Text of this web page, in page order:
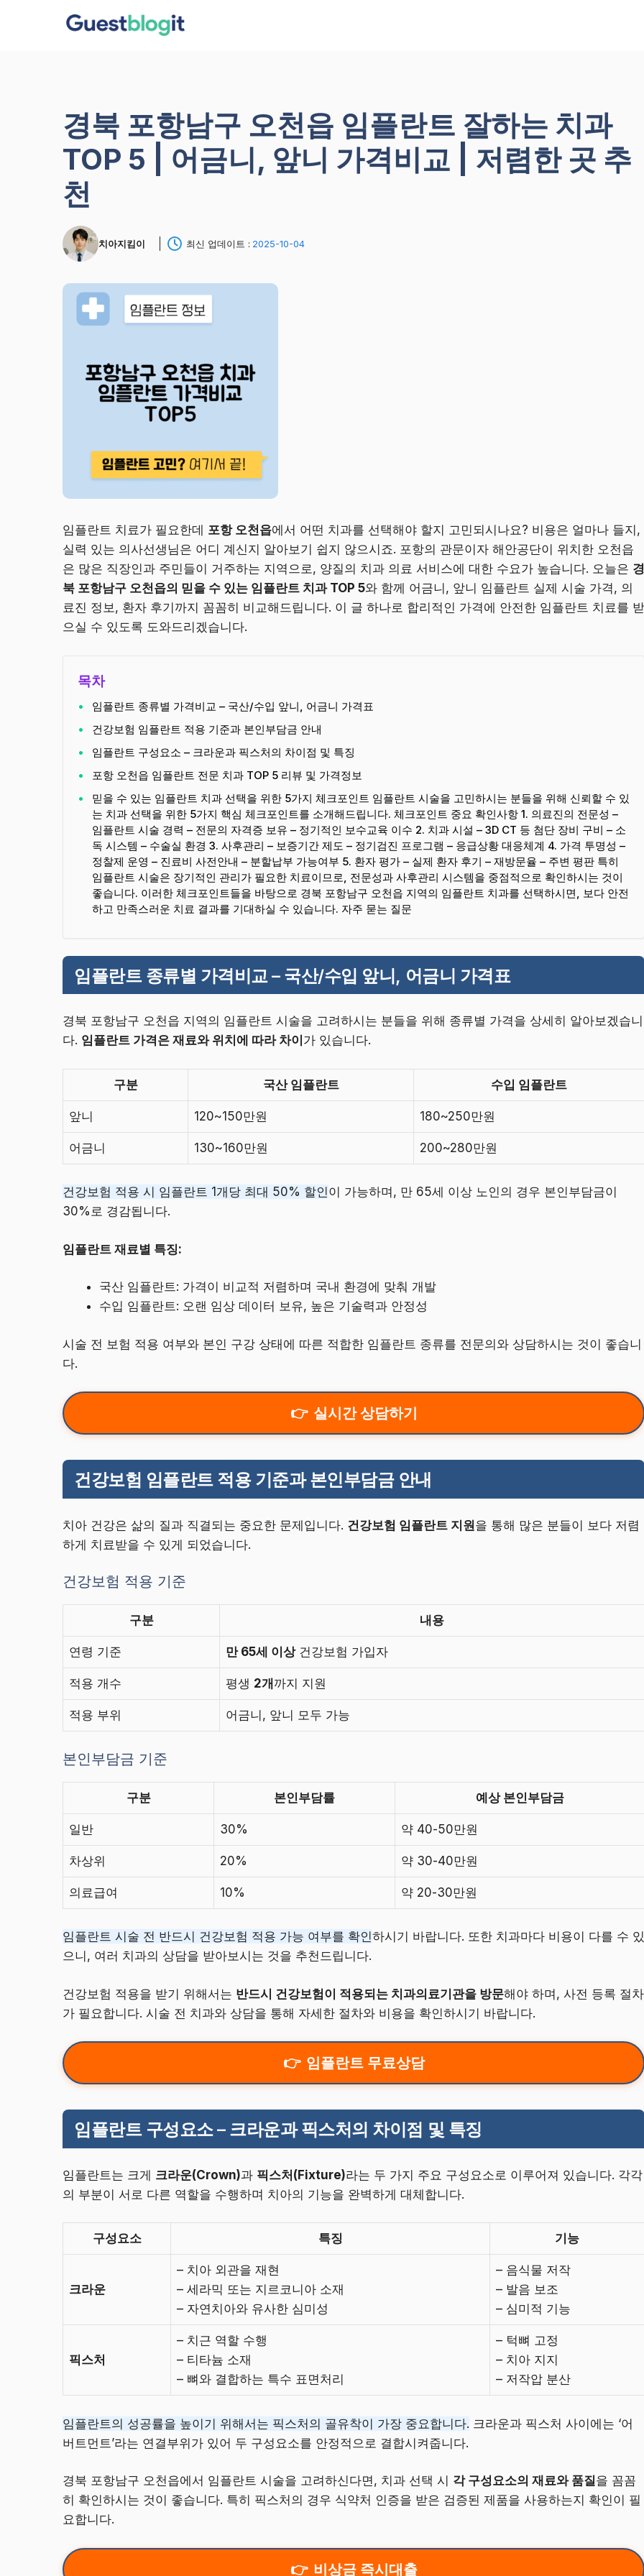
경북 포항남구 오천읍 임플란트 잘하는 치과
TOP 5 | 어금니, 앞니 가격비교 | 저렴한 곳 추
천
치아지킴이 최신 업데이트 : 2025-10-04
임플란트 치료가 필요한데 포항 오천읍에서 어떤 치과를 선택해야 할지 고민되시나요? 비용은 얼마나 들지,
실력 있는 의사선생님은 어디 계신지 알아보기 쉽지 않으시죠. 포항의 관문이자 해안공단이 위치한 오천읍
은 많은 직장인과 주민들이 거주하는 지역으로, 양질의 치과 의료 서비스에 대한 수요가 높습니다. 오늘은 경
북 포항남구 오천읍의 믿을 수 있는 임플란트 치과 TOP 5와 함께 어금니, 앞니 임플란트 실제 시술 가격, 의
료진 정보, 환자 후기까지 꼼꼼히 비교해드립니다. 이 글 하나로 합리적인 가격에 안전한 임플란트 치료를 받
으실 수 있도록 도와드리겠습니다.
목차
임플란트 종류별 가격비교 – 국산/수입 앞니, 어금니 가격표
건강보험 임플란트 적용 기준과 본인부담금 안내
임플란트 구성요소 – 크라운과 픽스처의 차이점 및 특징
포항 오천읍 임플란트 전문 치과 TOP 5 리뷰 및 가격정보
믿을 수 있는 임플란트 치과 선택을 위한 5가지 체크포인트 임플란트 시술을 고민하시는 분들을 위해 신뢰할 수 있
는 치과 선택을 위한 5가지 핵심 체크포인트를 소개해드립니다. 체크포인트 중요 확인사항 1. 의료진의 전문성 –
임플란트 시술 경력 – 전문의 자격증 보유 – 정기적인 보수교육 이수 2. 치과 시설 – 3D CT 등 첨단 장비 구비 – 소
독 시스템 – 수술실 환경 3. 사후관리 – 보증기간 제도 – 정기검진 프로그램 – 응급상황 대응체계 4. 가격 투명성 –
정찰제 운영 – 진료비 사전안내 – 분할납부 가능여부 5. 환자 평가 – 실제 환자 후기 – 재방문율 – 주변 평판 특히
임플란트 시술은 장기적인 관리가 필요한 치료이므로, 전문성과 사후관리 시스템을 중점적으로 확인하시는 것이
좋습니다. 이러한 체크포인트들을 바탕으로 경북 포항남구 오천읍 지역의 임플란트 치과를 선택하시면, 보다 안전
하고 만족스러운 치료 결과를 기대하실 수 있습니다. 자주 묻는 질문
임플란트 종류별 가격비교 – 국산/수입 앞니, 어금니 가격표
경북 포항남구 오천읍 지역의 임플란트 시술을 고려하시는 분들을 위해 종류별 가격을 상세히 알아보겠습니
다. 임플란트 가격은 재료와 위치에 따라 차이 가 있습니다.
구분 국산 임플란트 수입 임플란트
앞니 120~150만원 180~250만원
어금니 130~160만원 200~280만원
건강보험 적용 시 임플란트 1개당 최대 50% 할인이 가능하며, 만 65세 이상 노인의 경우 본인부담금이
30%로 경감됩니다.
임플란트 재료별 특징:
국산 임플란트: 가격이 비교적 저렴하며 국내 환경에 맞춰 개발
수입 임플란트: 오랜 임상 데이터 보유, 높은 기술력과 안정성
시술 전 보험 적용 여부와 본인 구강 상태에 따른 적합한 임플란트 종류를 전문의와 상담하시는 것이 좋습니
다.
실시간 상담하기
건강보험 임플란트 적용 기준과 본인부담금 안내
치아 건강은 삶의 질과 직결되는 중요한 문제입니다. 건강보험 임플란트 지원을 통해 많은 분들이 보다 저렴
하게 치료받을 수 있게 되었습니다.
건강보험 적용 기준
구분 내용
연령 기준 만 65세 이상건강보험 가입자
적용 개수 평생 2개 까지 지원
적용 부위 어금니, 앞니 모두 가능
본인부담금 기준
구분 본인부담률 예상 본인부담금
일반 30% 약 40-50만원
차상위 20% 약 30-40만원
의료급여 10% 약 20-30만원
임플란트 시술 전 반드시 건강보험 적용 가능 여부를 확인하시기 바랍니다. 또한 치과마다 비용이 다를 수 있
으니, 여러 치과의 상담을 받아보시는 것을 추천드립니다.
건강보험 적용을 받기 위해서는 반드시 건강보험이 적용되는 치과의료기관을 방문해야 하며, 사전 등록 절차
가 필요합니다. 시술 전 치과와 상담을 통해 자세한 절차와 비용을 확인하시기 바랍니다.
임플란트 무료상담
임플란트 구성요소 – 크라운과 픽스처의 차이점 및 특징
임플란트는 크게 크라운(Crown)과 픽스처(Fixture)라는 두 가지 주요 구성요소로 이루어져 있습니다. 각각
의 부분이 서로 다른 역할을 수행하며 치아의 기능을 완벽하게 대체합니다.
구성요소 특징 기능
크라운
– 치아 외관을 재현
– 세라믹 또는 지르코니아 소재
– 자연치아와 유사한 심미성
– 음식물 저작
– 발음 보조
– 심미적 기능
픽스처
– 치근 역할 수행
– 티타늄 소재
– 뼈와 결합하는 특수 표면처리
– 턱뼈 고정
– 치아 지지
– 저작압 분산
임플란트의 성공률을 높이기 위해서는 픽스처의 골유착이 가장 중요합니다. 크라운과 픽스처 사이에는 ‘어
버트먼트’라는 연결부위가 있어 두 구성요소를 안정적으로 결합시켜줍니다.
경북 포항남구 오천읍에서 임플란트 시술을 고려하신다면, 치과 선택 시 각 구성요소의 재료와 품질을 꼼꼼
히 확인하시는 것이 좋습니다. 특히 픽스처의 경우 식약처 인증을 받은 검증된 제품을 사용하는지 확인이 필
요합니다.
비상금 즉시대출